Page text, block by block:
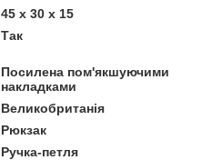
45 x 30 x 15
Так
Посилена пом'якшуючими
накладками
Великобританія
Рюкзак
Ручка-петля